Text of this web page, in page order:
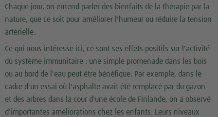
Chaque jour, on entend parler des bienfaits de la thérapie par la
nature, que ce soit pour améliorer l'humeur ou réduire la tension
artérielle.
Ce qui nous intéresse ici, ce sont ses effets positifs sur l'activité
du système immunitaire : une simple promenade dans les bois
ou au bord de l'eau peut être bénéfique. Par exemple, dans le
cadre d'un essai où l'asphalte avait été remplacé par du gazon
et des arbres dans la cour d'une école de Finlande, on a observé
d'importantes améliorations chez les enfants. Leurs niveaux